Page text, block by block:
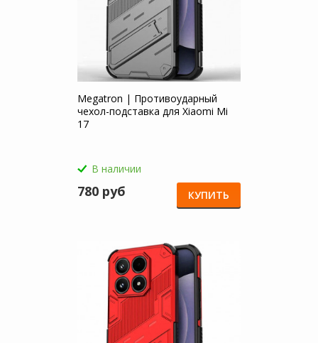
Megatron | Противоударный
чехол-подставка для Xiaomi Mi
17
В наличии
780 руб КУПИТЬ